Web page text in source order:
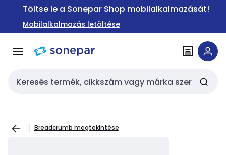
Ugrás a
Ugrás a
tartalomra
Töltse le a Sonepar Shop mobilalkalmazását!
Mobilalkalmazás letöltése
Keresési bemenet
Breadcrumb megtekintése